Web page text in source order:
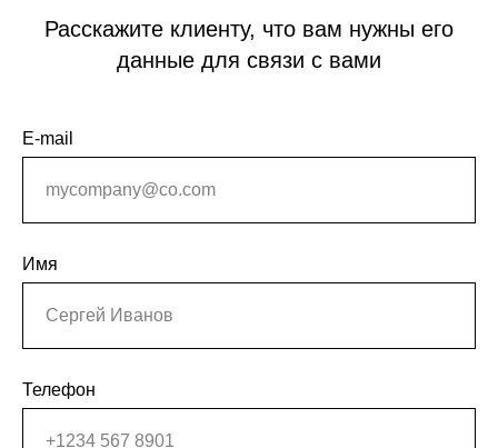
Расскажите клиенту, что вам нужны его
данные для связи с вами
E-mail
Имя
Телефон